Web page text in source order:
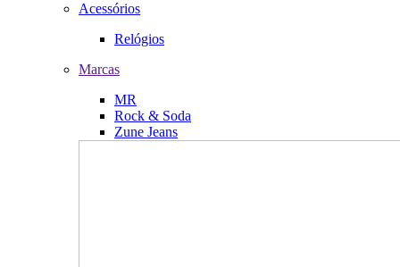
Acessórios
Relógios
Marcas
MR
Rock & Soda
Zune Jeans